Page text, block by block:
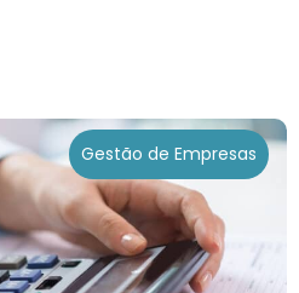
Gestão de Empresas